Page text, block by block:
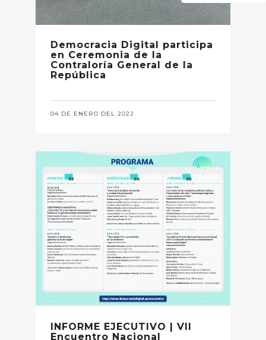
Democracia Digital participa
en Ceremonia de la
Contraloría General de la
República
04 DE ENERO DEL 2022
INFORME EJECUTIVO | VII
Encuentro Nacional